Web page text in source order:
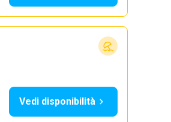
Vedi disponibilità